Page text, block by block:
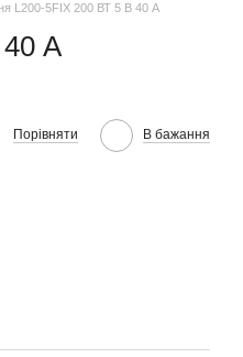
L200-5FIX 200 ВТ 5 В 40 А
А
Порівняти В бажання